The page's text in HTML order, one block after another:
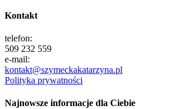
Kontakt
telefon:
509 232 559
e-mail:
kontakt@szymeckakatarzyna.pl
Polityka prywatności
Najnowsze informacje dla Ciebie